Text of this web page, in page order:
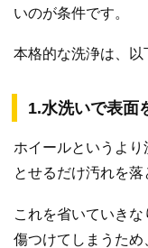
いのが条件です。
本格的な洗浄は、以
1.水洗いで表面
ホイールというよ
とせるだけ汚れを落
これを省いていき
傷つけてしまうため